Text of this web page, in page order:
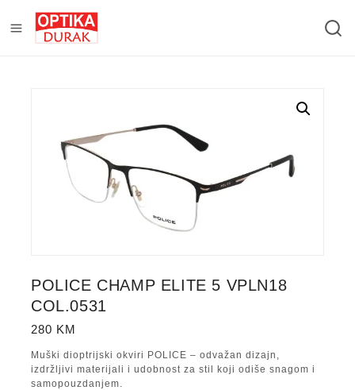
POLICE CHAMP ELITE 5 VPLN18
COL.0531
280 KM
Muški dioptrijski okviri POLICE – odvažan dizajn,
izdržljivi materijali i udobnost za stil koji odiše snagom i
samopouzdanjem.